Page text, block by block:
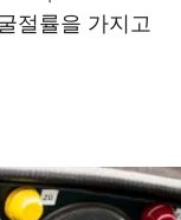
절률을 가지고